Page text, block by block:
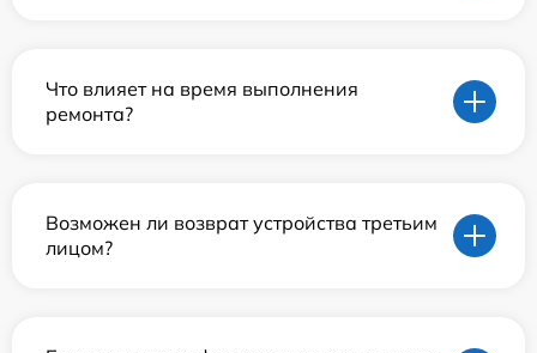
Что влияет на время выполнения
ремонта?
Возможен ли возврат устройства третьим
лицом?